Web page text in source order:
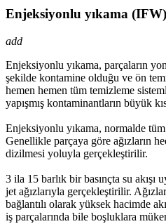
Enjeksiyonlu yıkama (IFW)
add
Enjeksiyonlu yıkama, parçaların
şekilde kontamine olduğu ve ön
hemen hemen tüm temizleme
yapışmış kontaminantların büyük
Enjeksiyonlu yıkama, normalde
Genellikle parçaya göre ağızların
dizilmesi yoluyla gerçekleştirilir.
3 ila 15 barlık bir basınçta su akışı
jet ağızlarıyla gerçekleştirilir.
bağlantılı olarak yüksek hacimde
iş parçalarında bile boşluklara